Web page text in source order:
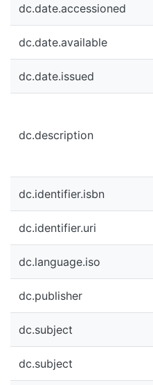
dc.date.accessioned
dc.date.available
dc.date.issued
dc.description
dc.identifier.isbn
dc.identifier.uri
dc.language.iso
dc.publisher
dc.subject
dc.subject